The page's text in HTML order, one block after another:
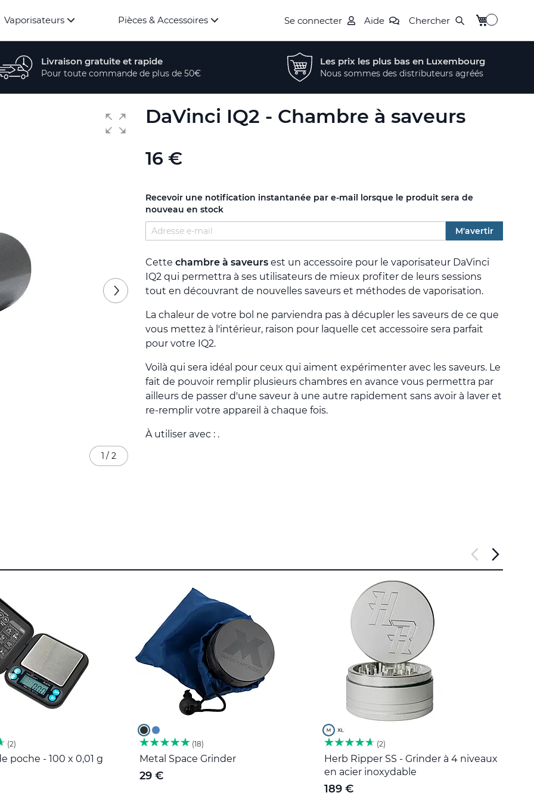
Vaporisateurs Pièces & Accessoires Se connecter Aide Chercher Mon panier
Livraison gratuite et rapide
Pour toute commande de plus de 50€
Les prix les plus bas en Luxembourg
Nous sommes des distributeurs agréés
DaVinci IQ2 - Chambre à saveurs
16 €
Recevoir une notification instantanée par e-mail lorsque le produit sera de
nouveau en stock
M'avertir
Cette chambre à saveurs est un accessoire pour le vaporisateur DaVinci
IQ2 qui permettra à ses utilisateurs de mieux profiter de leurs sessions
tout en découvrant de nouvelles saveurs et méthodes de vaporisation.
La chaleur de votre bol ne parviendra pas à décupler les saveurs de ce que
vous mettez à l'intérieur, raison pour laquelle cet accessoire sera parfait
pour votre IQ2.
Voilà qui sera idéal pour ceux qui aiment expérimenter avec les saveurs. Le
fait de pouvoir remplir plusieurs chambres en avance vous permettra par
ailleurs de passer d'une saveur à une autre rapidement sans avoir à laver et
re-remplir votre appareil à chaque fois.
À utiliser avec : .
1 / 2
2
poche - 100 x 0,01 g
18
Metal Space Grinder
29 €
2
Herb Ripper SS - Grinder à 4 niveaux
en acier inoxydable
189 €